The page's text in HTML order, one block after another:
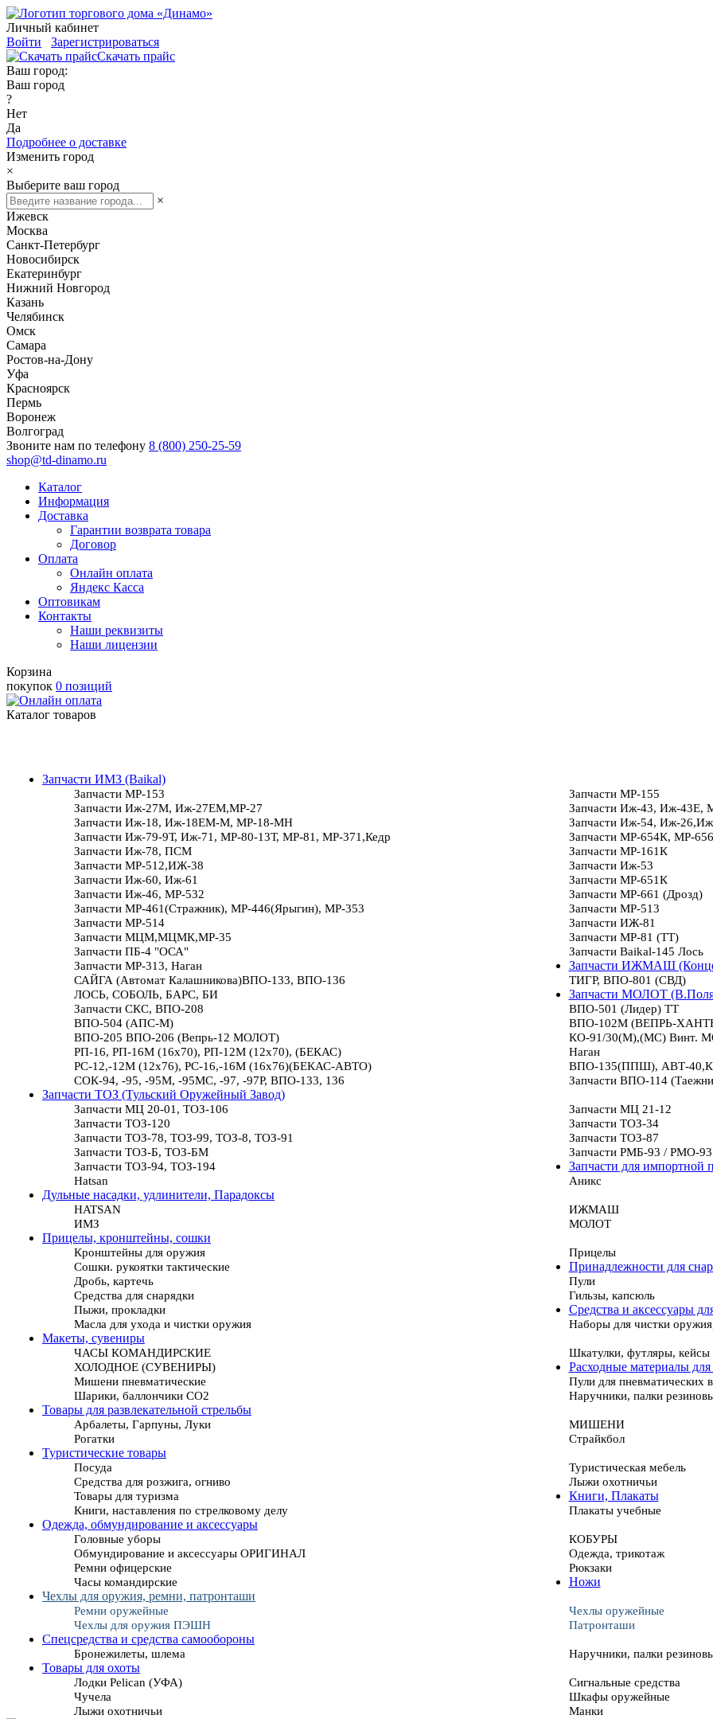
Личный кабинет
Войти
Зарегистрироваться
Скачать прайс
Ваш город:
Ваш город
?
Нет
Да
Подробнее о доставке
Изменить город
×
Выберите ваш город
×
Ижевск
Москва
Санкт-Петербург
Новосибирск
Екатеринбург
Нижний Новгород
Казань
Челябинск
Омск
Самара
Ростов-на-Дону
Уфа
Красноярск
Пермь
Воронеж
Волгоград
Звоните нам по телефону 8 (800) 250-25-59
shop@td-dinamo.ru
Каталог
Информация
Доставка
Гарантии возврата товара
Договор
Оплата
Онлайн оплата
Яндекс Касса
Оптовикам
Контакты
Наши реквизиты
Наши лицензии
Корзина
покупок 0 позиций
Каталог товаров
Запчасти ИМЗ (Baikal)
Запчасти МР-153
Запчасти МР-155
Запчасти Иж-27М, Иж-27ЕМ,МР-27
Запчасти Иж-43, Иж-43Е,
Запчасти Иж-18, Иж-18ЕМ-М, МР-18-МН
Запчасти Иж-54, Иж-
Запчасти Иж-79-9Т, Иж-71, МР-80-13Т, МР-81, МР-371,Кедр
Запчасти МР-654К, МР-
Запчасти Иж-78, ПСМ
Запчасти МР-161К
Запчасти МР-512,ИЖ-38
Запчасти Иж-53
Запчасти Иж-60, Иж-61
Запчасти МР-651К
Запчасти Иж-46, МР-532
Запчасти МР-661 (Дрозд)
Запчасти МР-461(Стражник), МР-446(Ярыгин), МР-353
Запчасти МР-513
Запчасти МР-514
Запчасти ИЖ-81
Запчасти МЦМ,МЦМК,МР-35
Запчасти МР-81 (ТТ)
Запчасти ПБ-4 "ОСА"
Запчасти Baikal-145 Лось
Запчасти МР-313, Наган
Запчасти ИЖМАШ
САЙГА (Автомат Калашникова)ВПО-133, ВПО-136
ТИГР, ВПО-801 (СВД)
ЛОСЬ, СОБОЛЬ, БАРС, БИ
Запчасти МОЛОТ
Запчасти СКС, ВПО-208
ВПО-501 (Лидер) ТТ
ВПО-504 (АПС-М)
ВПО-102М (ВЕПРЬ-
ВПО-205 ВПО-206 (Вепрь-12 МОЛОТ)
КО-91/30(М),(МС) Винт.
РП-16, РП-16М (16х70), РП-12М (12х70), (БЕКАС)
Наган
РС-12,-12М (12х76), РС-16,-16М (16х76)(БЕКАС-АВТО)
ВПО-135(ППШ), АВТ-
СОК-94, -95, -95М, -95МС, -97, -97Р, ВПО-133, 136
Запчасти ВПО-114
Запчасти ТОЗ (Тульский Оружейный Завод)
Запчасти МЦ 20-01, ТОЗ-106
Запчасти МЦ 21-12
Запчасти ТОЗ-120
Запчасти ТОЗ-34
Запчасти ТОЗ-78, ТОЗ-99, ТОЗ-8, ТОЗ-91
Запчасти ТОЗ-87
Запчасти ТОЗ-Б, ТОЗ-БМ
Запчасти РМБ-93 / РМО-93
Запчасти ТОЗ-94, ТОЗ-194
Запчасти для импортной
Hatsan
Аникс
Дульные насадки, удлинители, Парадоксы
HATSAN
ИЖМАШ
ИМЗ
МОЛОТ
Прицелы, кронштейны, сошки
Кронштейны для оружия
Прицелы
Сошки. рукоятки тактические
Принадлежности для
Дробь, картечь
Пули
Средства для снарядки
Гильзы, капсюль
Пыжи, прокладки
Средства и аксессуары
Масла для ухода и чистки оружия
Наборы для чистки
Макеты, сувениры
ЧАСЫ КОМАНДИРСКИЕ
Шкатулки, футляры, кейсы
ХОЛОДНОЕ (СУВЕНИРЫ)
Расходные материалы
Мишени пневматические
Пули для пневматических
Шарики, баллончики СО2
Наручники, палки
Товары для развлекательной стрельбы
Арбалеты, Гарпуны, Луки
МИШЕНИ
Рогатки
Страйкбол
Туристические товары
Посуда
Туристическая мебель
Средства для розжига, огниво
Лыжи охотничьи
Товары для туризма
Книги, Плакаты
Книги, наставления по стрелковому делу
Плакаты учебные
Одежда, обмундирование и аксессуары
Головные уборы
КОБУРЫ
Обмундирование и аксессуары ОРИГИНАЛ
Одежда, трикотаж
Ремни офицерские
Рюкзаки
Часы командирские
Ножи
Чехлы для оружия, ремни, патронташи
Ремни оружейные
Чехлы оружейные
Чехлы для оружия ПЭШН
Патронташи
Спецсредства и средства самообороны
Бронежилеты, шлема
Наручники, палки
Товары для охоты
Лодки Pelican (УФА)
Сигнальные средства
Чучела
Шкафы оружейные
Лыжи охотничьи
Манки